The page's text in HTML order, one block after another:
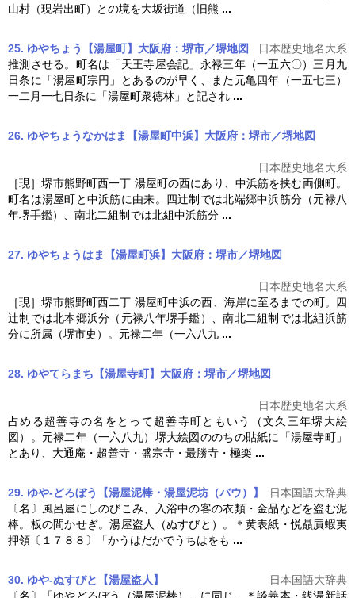
山村（現岩出町）との境を大坂街道（旧熊 ...
25. ゆやちょう【湯屋町】大阪府：堺市／堺地図
日本歴史地名大系
推測させる。町名は「天王寺屋会記」永禄三年（一五六〇）三月九
日条に「湯屋町宗円」とあるのが早く、また元亀四年（一五七三）
一二月一七日条に「湯屋町衆徳林」と記され ...
26. ゆやちょうなかはま【湯屋町中浜】大阪府：堺市／堺地図
日本歴史地名大系
［現］堺市熊野町西一丁 湯屋町の西にあり、中浜筋を挟む両側町。
町名は湯屋町と中浜筋に由来。四辻制では北端郷中浜筋分（元禄八
年堺手鑑）、南北二組制では北組中浜筋分 ...
27. ゆやちょうはま【湯屋町浜】大阪府：堺市／堺地図
日本歴史地名大系
［現］堺市熊野町西二丁 湯屋町中浜の西、海岸に至るまでの町。四
辻制では北本郷浜分（元禄八年堺手鑑）、南北二組制では北組浜筋
分に所属（堺市史）。元禄二年（一六八九 ...
28. ゆやてらまち【湯屋寺町】大阪府：堺市／堺地図
日本歴史地名大系
占める超善寺の名をとって超善寺町ともいう（文久三年堺大絵
図）。元禄二年（一六八九）堺大絵図ののちの貼紙に「湯屋寺町」
とあり、大通庵・超善寺・盛宗寺・最勝寺・極楽 ...
29. ゆや‐どろぼう【湯屋泥棒・湯屋泥坊（バウ）】
日本国語大辞典
〔名〕風呂屋にしのびこみ、入浴中の客の衣類・金品などを盗む泥
棒。板の間かせぎ。湯屋盗人（ぬすびと）。＊黄表紙・悦贔屓蝦夷
押領〔１７８８〕「かうはだかでうちはをも ...
30. ゆや‐ぬすびと【湯屋盗人】
日本国語大辞典